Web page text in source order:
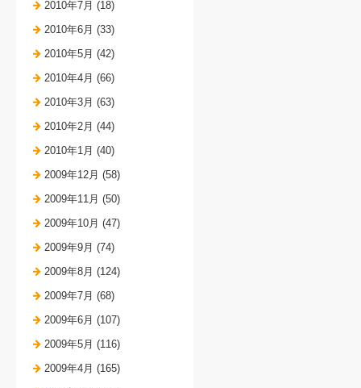
2010年7月 (18)
2010年6月 (33)
2010年5月 (42)
2010年4月 (66)
2010年3月 (63)
2010年2月 (44)
2010年1月 (40)
2009年12月 (58)
2009年11月 (50)
2009年10月 (47)
2009年9月 (74)
2009年8月 (124)
2009年7月 (68)
2009年6月 (107)
2009年5月 (116)
2009年4月 (165)